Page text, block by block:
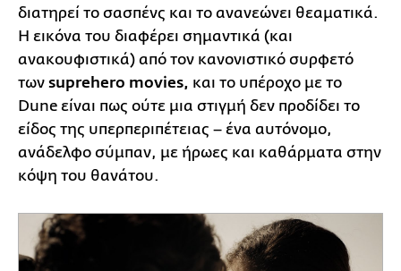
διατηρεί το σασπένς και το ανανεώνει θεαματικά.
Η εικόνα του διαφέρει σημαντικά (και
ανακουφιστικά) από τον κανονιστικό συρφετό
των suprehero movies, και το υπέροχο με το
Dune είναι πως ούτε μια στιγμή δεν προδίδει το
είδος της υπερπεριπέτειας – ένα αυτόνομο,
ανάδελφο σύμπαν, με ήρωες και καθάρματα στην
κόψη του θανάτου.